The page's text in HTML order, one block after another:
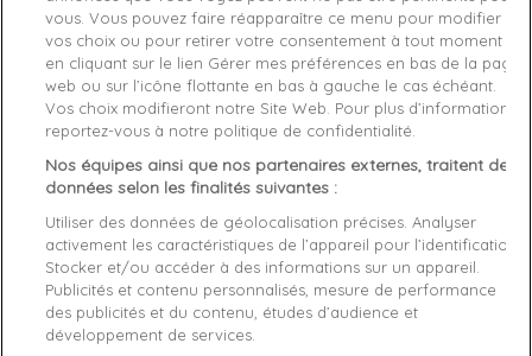
Quantités limitées, alors ne tardez pas à découvrir ces offres
irrésistibles et à acquérir des pièces uniques à prix réduits.
Offrez-vous un bracelet de marque en déstockage et élevez
votre style avec des accessoires élégants à des tarifs
avantageux !
ABONNEZ-VOUS
Exclusivités, offres et nouveautés !
vous. Vous pouvez faire réapparaître ce menu pour modifier
vos choix ou pour retirer votre consentement à tout moment
en cliquant sur le lien Gérer mes préférences en bas de la page
web ou sur l’icône flottante en bas à gauche le cas échéant.
Vos choix modifieront notre Site Web. Pour plus d’informations,
reportez-vous à notre politique de confidentialité.
Nos équipes ainsi que nos partenaires externes, traitent des
données selon les finalités suivantes :
Utiliser des données de géolocalisation précises. Analyser
activement les caractéristiques de l’appareil pour l’identification.
Stocker et/ou accéder à des informations sur un appareil.
Publicités et contenu personnalisés, mesure de performance
des publicités et du contenu, études d’audience et
développement de services.